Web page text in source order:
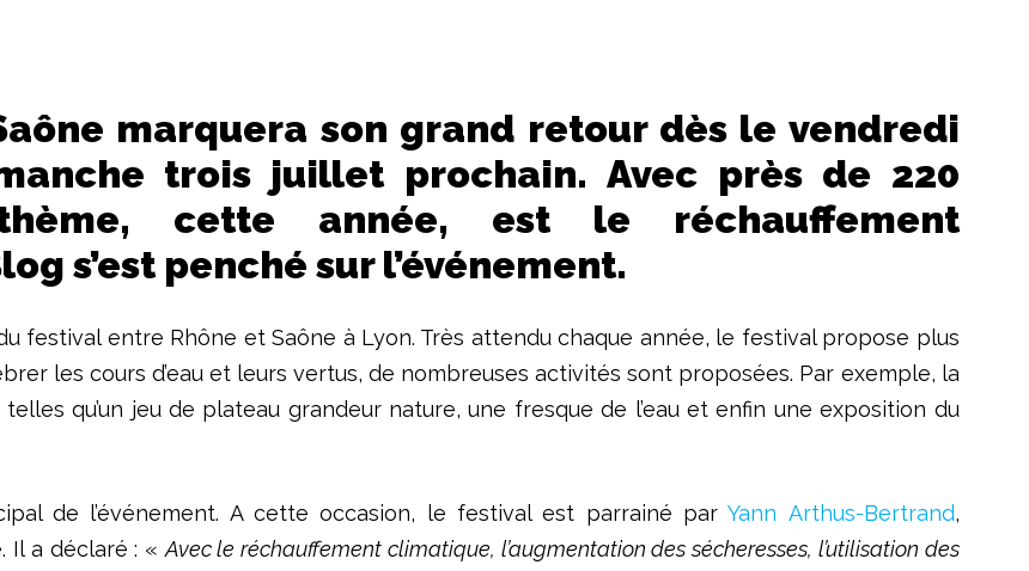
marquera son grand retour dès le vendredi
trois juillet prochain. Avec près de 220
cette année, est le réchauffement
s’est penché sur l’événement.
festival entre Rhône et Saône à Lyon. Très attendu chaque année, le festival propose plus
les cours d’eau et leurs vertus, de nombreuses activités sont proposées. Par exemple, la
qu’un jeu de plateau grandeur nature, une fresque de l’eau et enfin une exposition du
de l’événement. A cette occasion, le festival est parrainé parYann Arthus-Bertrand,
Il a déclaré : « Avec le réchauffement climatique, l’augmentation des sécheresses, l’utilisation des